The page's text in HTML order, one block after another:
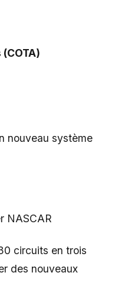
nouveau système
NASCAR
circuits en trois
des nouveaux